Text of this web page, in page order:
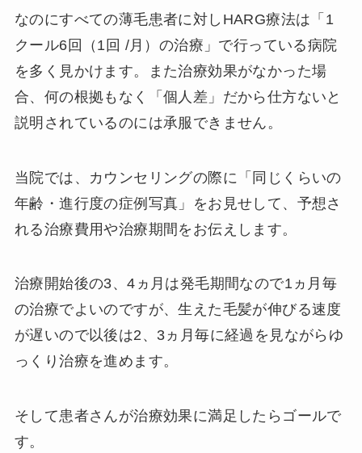
なのにすべての薄毛患者に対しHARG療法は「1
クール6回（1回 /月）の治療」で行っている病院
を多く見かけます。また治療効果がなかった場
合、何の根拠もなく「個人差」だから仕方ないと
説明されているのには承服できません。
当院では、カウンセリングの際に「同じくらいの
年齢・進行度の症例写真」をお見せして、予想さ
れる治療費用や治療期間をお伝えします。
治療開始後の3、4ヵ月は発毛期間なので1ヵ月毎
の治療でよいのですが、生えた毛髪が伸びる速度
が遅いので以後は2、3ヵ月毎に経過を見ながらゆ
っくり治療を進めます。
そして患者さんが治療効果に満足したらゴールで
す。